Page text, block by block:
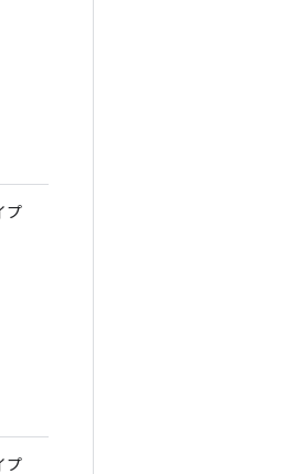
プ
プ